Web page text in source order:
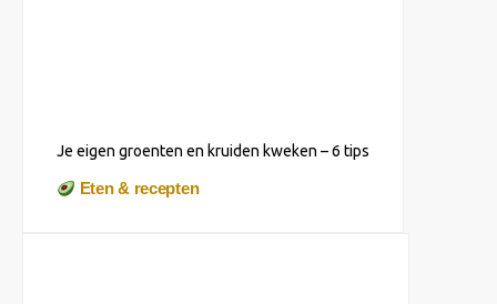
Je eigen groenten en kruiden kweken – 6 tips
Eten & recepten